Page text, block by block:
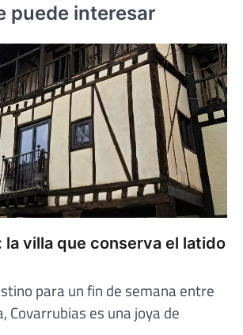
puede interesar
la villa que conserva el latido
para un fin de semana entre
Covarrubias es una joya de